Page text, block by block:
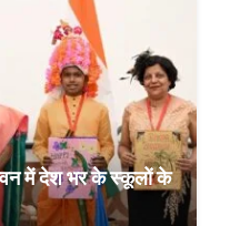
भवन में देश भर के स्कूलों के